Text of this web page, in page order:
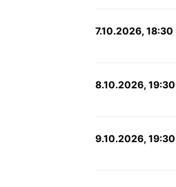
7.10.2026, 18:30
8.10.2026, 19:30
9.10.2026, 19:30